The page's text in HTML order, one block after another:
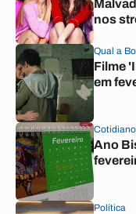
nos
Qual a
Filme
em
Cotidiano
Ano
Política